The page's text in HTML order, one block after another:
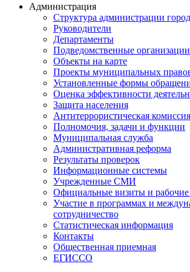
Администрация
Структура администрации
Руководители
Департаменты
Подведомственные организации
Объекты на карте
Проекты муниципальных
Установленные формы
Оценка эффективности
Защита населения
Антитеррористическая
Полномочия, задачи и функции
Муниципальная служба
Административная реформа
Результаты проверок
Информационные системы
Учрежденные СМИ
Официальные визиты и рабочие
Участие в программах и
сотрудничество
Статистическая информация
Контакты
Общественная приемная
ЕГИССО